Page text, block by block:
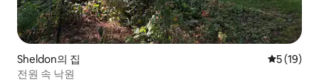
Sheldon의 집 평점 5점
5 (19)
전원 속 낙원